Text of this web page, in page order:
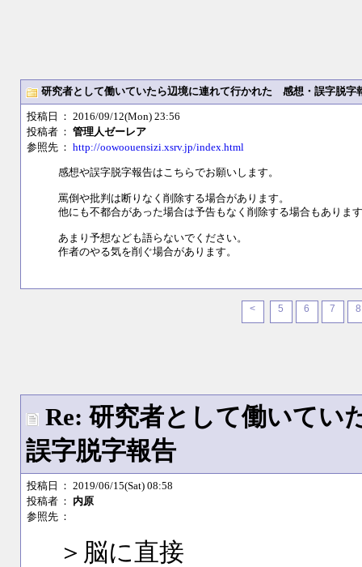
研究者として働いていたら辺境に連れて行かれた 感想・誤字脱字
投稿日
： 2016/09/12(Mon) 23:56
投稿者 ：管理人ゼーレア
参照先 ：http://oowoouensizi.xsrv.jp/index.html
感想や誤字脱字報告はこちらでお願いします。
罵倒や批判は断りなく削除する場合があります。
他にも不都合があった場合は予告もなく削除する場合もありま
あまり予想なども語らないでください。
作者のやる気を削ぐ場合があります。
< 5 6 7 8
Re: 研究者として働いて
誤字脱字報告
投稿日
： 2019/06/15(Sat) 08:58
投稿者 ： 内原
参照先 ：
＞脳に直接